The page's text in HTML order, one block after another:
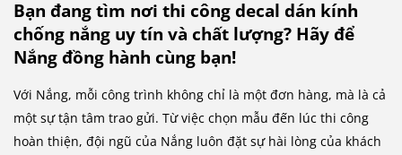
Bạn đang tìm nơi thi công decal dán kính
chống nắng uy tín và chất lượng? Hãy để
Nắng đồng hành cùng bạn!
Với Nắng, mỗi công trình không chỉ là một đơn hàng, mà là cả
một sự tận tâm trao gửi. Từ việc chọn mẫu đến lúc thi công
hoàn thiện, đội ngũ của Nắng luôn đặt sự hài lòng của khách